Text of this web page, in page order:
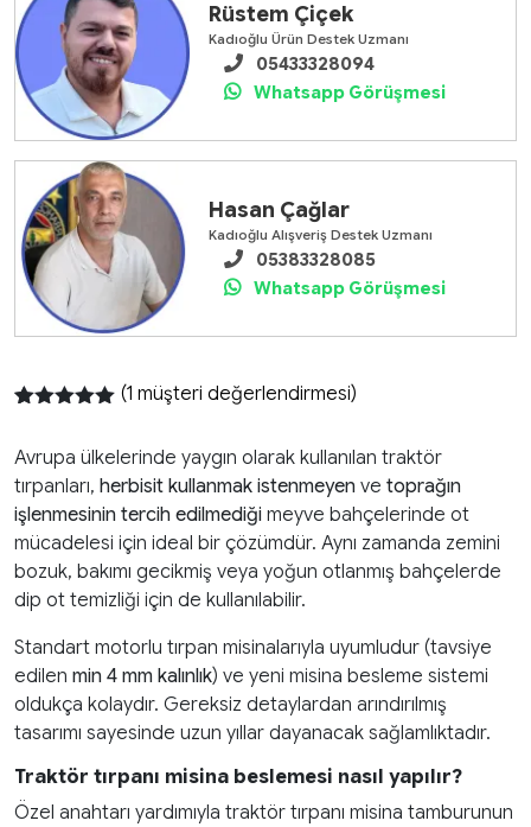
Tek çekim ödeme ya da kredi kartına taksit seçeneklerini
görmek için sepete ekleyiniz. Temsilcilerimizle her zaman
görüşme sağlayabilirsiniz.
Rüstem Çiçek
Kadıoğlu Ürün Destek Uzmanı
05433328094
Whatsapp Görüşmesi
Hasan Çağlar
Kadıoğlu Alışveriş Destek Uzmanı
05383328085
Whatsapp Görüşmesi
dayanarak 5
üzerinden
5.00puan
aldı
(1 müşteri değerlendirmesi)
Avrupa ülkelerinde yaygın olarak kullanılan traktör
tırpanları, herbisit kullanmak istenmeyen ve toprağın
işlenmesinin tercih edilmediği meyve bahçelerinde ot
mücadelesi için ideal bir çözümdür. Aynı zamanda zemini
bozuk, bakımı gecikmiş veya yoğun otlanmış bahçelerde
dip ot temizliği için de kullanılabilir.
Standart motorlu tırpan misinalarıyla uyumludur (tavsiye
edilen min 4 mm kalınlık) ve yeni misina besleme sistemi
oldukça kolaydır. Gereksiz detaylardan arındırılmış
tasarımı sayesinde uzun yıllar dayanacak sağlamlıktadır.
Traktör tırpanı misina beslemesi nasıl yapılır?
Özel anahtarı yardımıyla traktör tırpanı misina tamburunun